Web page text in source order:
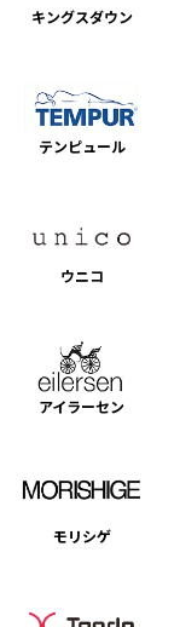
キングスダウン
テンピュール
ウニコ
アイラーセン
モリシゲ